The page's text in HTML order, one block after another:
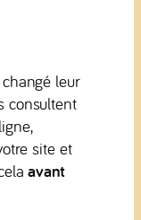
leur
consultent
site et
avant